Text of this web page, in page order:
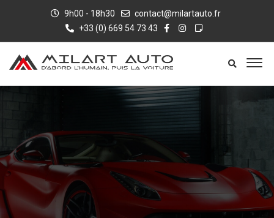
9h00 - 18h30
contact@milartauto.fr
+33 (0) 669 54 73 43